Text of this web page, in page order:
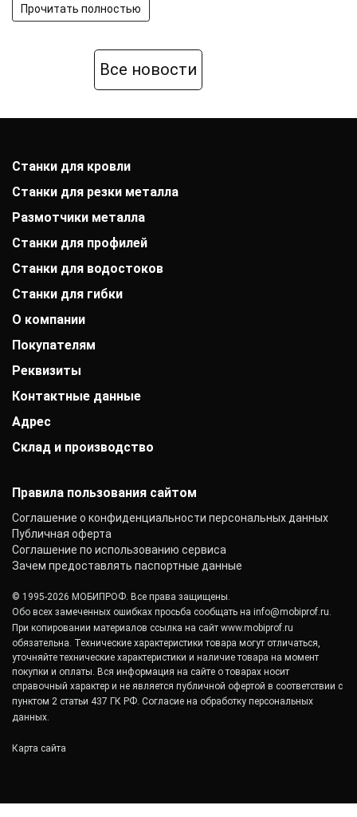
Прочитать полностью
Все новости
Станки для кровли
Станки для резки металла
Размотчики металла
Станки для профилей
Станки для водостоков
Станки для гибки
О компании
История компании
Выставки
Заказчики
Вакансии
Контакты
Покупателям
Оплата
Гарантии
Акции
Статьи
Реквизиты
АО «Райффайзенбанк»
Р/с: 40702810000000001118
К/с: 30101810200000000700
ОКПО: 40276717
Контактные данные
+7 (800) 333-41-10
График работы:
Адрес
Барнаул, улица Матросова, 9Б/3
Склад и производство
Правила пользования сайтом
Соглашение о конфиденциальности персональных данных
Публичная оферта
Соглашение по использованию сервиса
Зачем предоставлять паспортные данные
© 1995-2026 МОБИПРОФ. Все права защищены.
Обо всех замеченных ошибках просьба сообщать на info@mobiprof.ru.
При копировании материалов ссылка на сайт www.mobiprof.ru
обязательна. Технические характеристики товара могут отличаться,
уточняйте технические характеристики и наличие товара на момент
покупки и оплаты. Вся информация на сайте о товарах носит
справочный характер и не является публичной офертой в соответствии с
пунктом 2 статьи 437 ГК РФ. Согласие на обработку персональных
данных.
Карта сайта